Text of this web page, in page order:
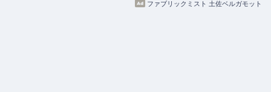
ファブリックミスト 土佐ベルガモット